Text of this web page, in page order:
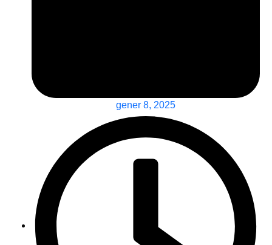
gener 8, 2025